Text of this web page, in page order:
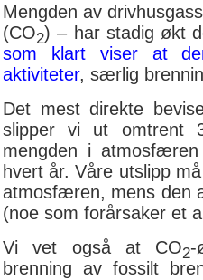
Mengden av
(CO2) – har stadig økt
som klart viser at
aktiviteter, særlig
Det mest direkte
slipper vi ut omtrent
mengden i
hvert år. Våre utslipp
atmosfæren, mens den
(noe som forårsaker et
Vi vet også at CO2-
brenning av fossilt